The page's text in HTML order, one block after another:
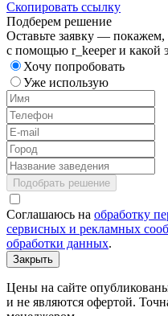
Скопировать ссылку
Подберем решение
Оставьте заявку —
с помощью r_keeper и какой
Хочу попробовать
Уже использую
Подобрать решение
Соглашаюсь на обработку
сервисных и рекламных
обработки данных.
Закрыть
Цены на сайте
и не являются офертой.